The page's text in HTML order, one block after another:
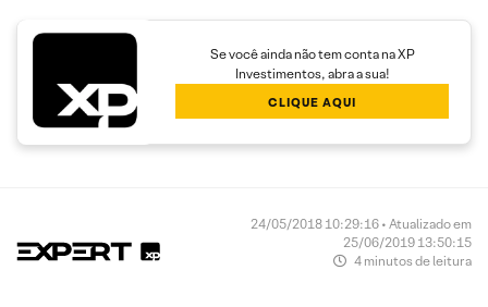
Se você ainda não tem conta na XP
Investimentos, abra a sua!
CLIQUE AQUI
24/05/2018 10:29:16 • Atualizado em
25/06/2019 13:50:15
4 minutos de leitura